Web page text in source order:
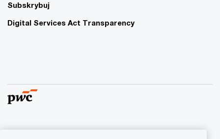
Subskrybuj
Digital Services Act Transparency
© 2015 - 2026 PwC. Wszelkie prawa zastrzeżone. Nazwa